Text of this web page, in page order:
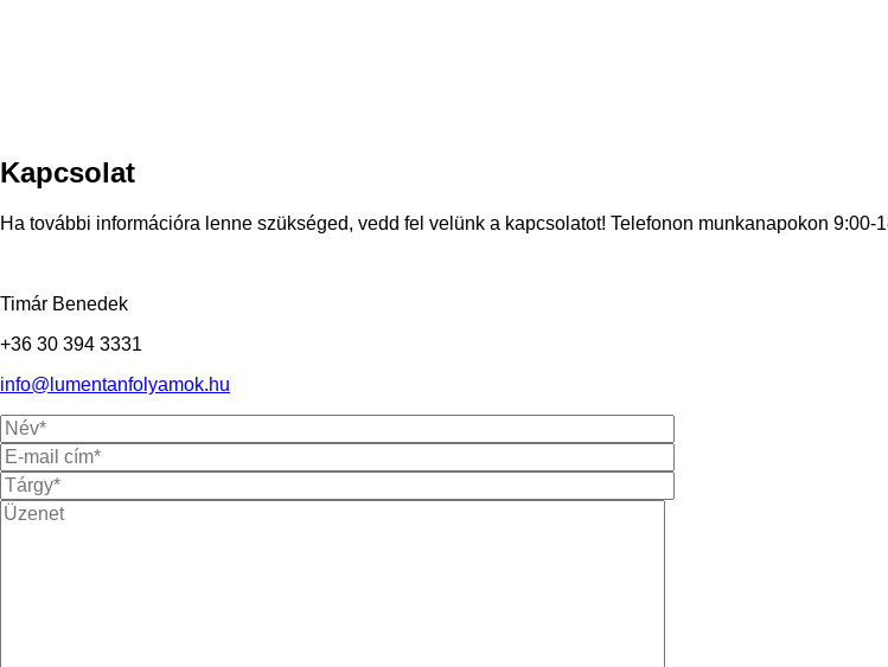
Kapcsolat
Ha további információra lenne szükséged, vedd fel velünk a kapcsolatot! Telefonon munkanapokon 9:00-
Timár Benedek
+36 30 394 3331
info@lumentanfolyamok.hu